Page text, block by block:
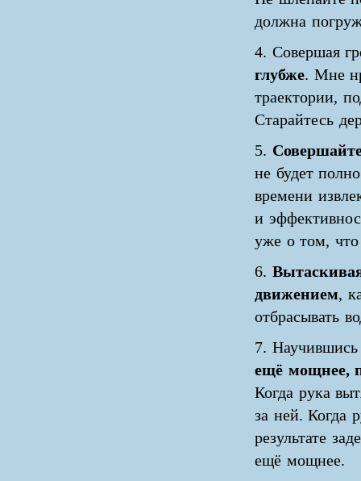
должна
4. Совершая
глубже. Мне
траектории,
Старайтесь
5.
не будет
времени
и
уже о том,
6.
движением,
отбрасывать
7.
ещё мощнее,
Когда рука
за ней. Когда
результате
ещё мощнее.